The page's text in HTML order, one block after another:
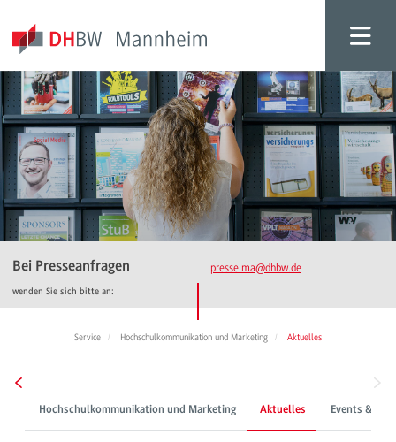
Bei Presseanfragen
wenden Sie sich bitte an:
presse.ma@dhbw.de
Service Hochschulkommunikation und Marketing Aktuelles
Hochschulkommunikation und Marketing Aktuelles Events &